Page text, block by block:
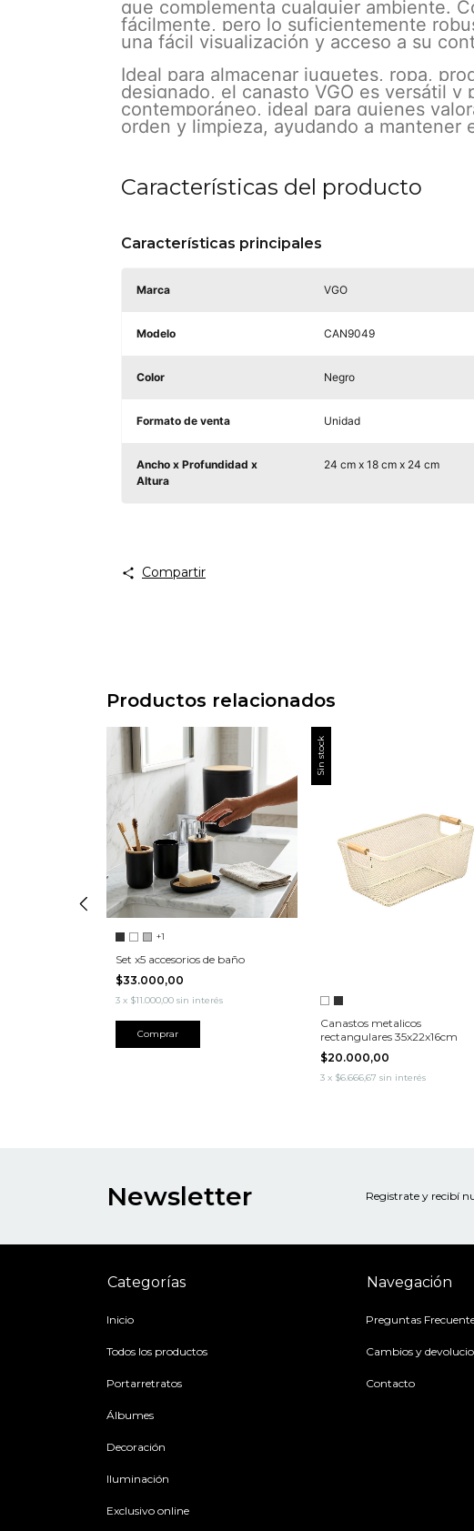
que complementa cualquier ambiente.
fácilmente, pero lo suficientemente
una fácil visualización y acceso a su
Ideal para almacenar juguetes, ropa,
designado, el canasto VGO es versátil
contemporáneo, ideal para quienes
orden y limpieza, ayudando a mantener
Características del producto
Características principales
Marca VGO
Modelo CAN9049
Color Negro
Formato de venta Unidad
Ancho x Profundidad x
Altura
24 cm x 18 cm x 24 cm
Compartir
Productos relacionados
+1
Set x5 accesorios de baño
$33.000,00
3 x $11.000,00 sin interés
Comprar
Sin stock
Canastos metalicos
rectangulares 35x22x16cm
$20.000,00
3 x $6.666,67 sin interés
Newsletter Registrate y recibí
Categorías
Inicio
Todos los productos
Portarretratos
Álbumes
Decoración
Iluminación
Exclusivo online
Navegación
Preguntas
Cambios y
Contacto